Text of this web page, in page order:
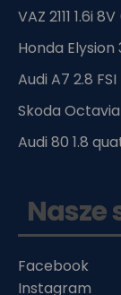
VAZ 2111 1.6i
Honda Elysion
Audi A7 2.8
Skoda
Audi 80 1.8
Nasze
Facebook
Instagram